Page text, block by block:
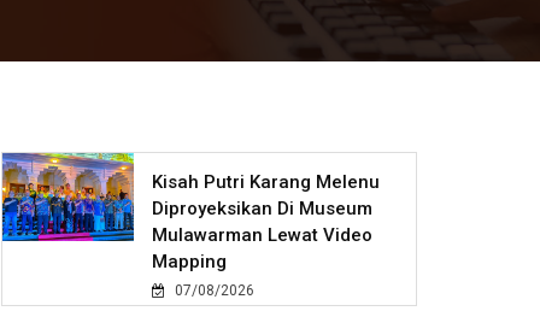
Kisah Putri Karang Melenu
Diproyeksikan Di Museum
Mulawarman Lewat Video
Mapping
07/08/2026